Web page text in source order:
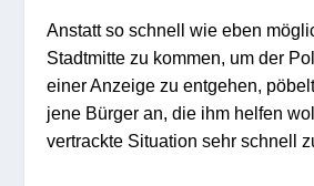
Anstatt so schnell wie eben
Stadtmitte zu kommen, um der
einer Anzeige zu entgehen,
jene Bürger an, die ihm helfen
vertrackte Situation sehr schnell